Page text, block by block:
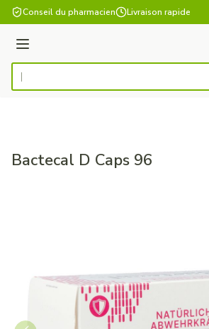
Aller au contenu
Conseil du pharmacien Livraison rapide
Menu
Rechercher
Bactecal D Caps 96